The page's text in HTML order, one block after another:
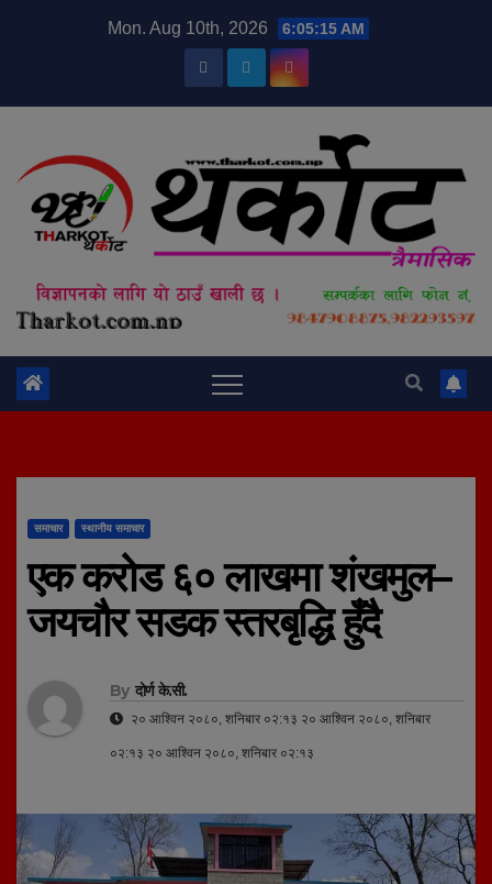
Mon. Aug 10th, 2026 6:05:15 AM
समाचार स्थानीय समाचार
एक करोड ६० लाखमा शंखमुल–
जयचौर सडक स्तरबृद्धि हुँदै
By दोर्ण के.सी.
२० आश्विन २०८०, शनिबार ०२:१३ २० आश्विन २०८०, शनिबार
०२:१३ २० आश्विन २०८०, शनिबार ०२:१३
modal-check